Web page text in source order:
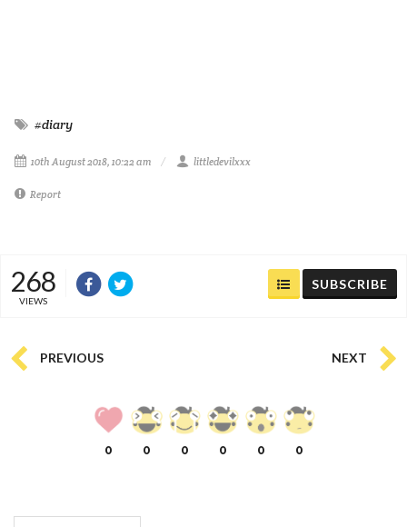
#diary
10th August 2018, 10:22 am littledevilxxx
Report
268
VIEWS
SUBSCRIBE
PREVIOUS NEXT
0 0 0 0 0 0